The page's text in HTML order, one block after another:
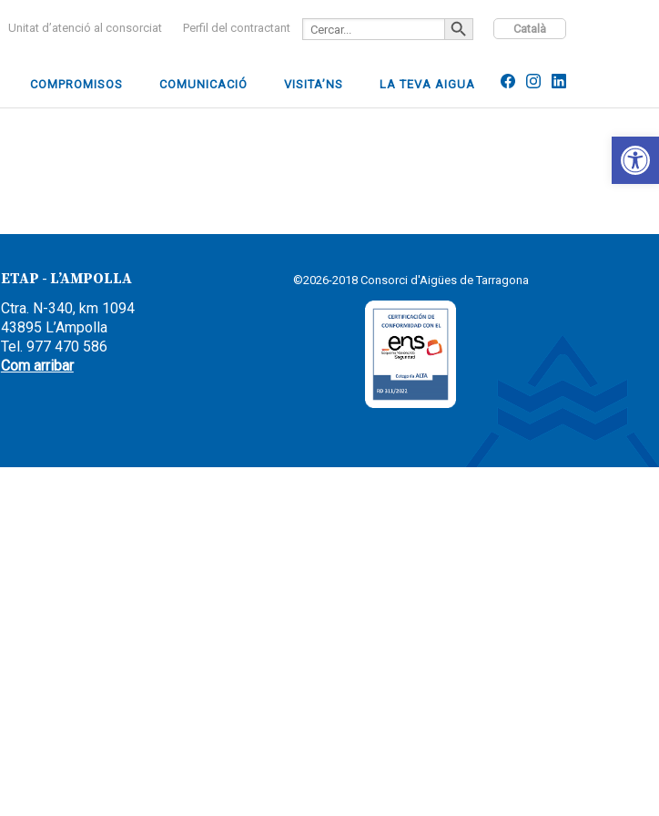
Català
Unitat d’atenció al consorciat Perfil del contractant
Search
for:
SEARCH BUTTON
COMPROMISOS COMUNICACIÓ VISITA’NS LA TEVA AIGUA
ETAP - L’AMPOLLA
Ctra. N-340, km 1094
43895 L’Ampolla
Tel. 977 470 586
Com arribar
©2026-2018 Consorci d'Aigües de Tarragona